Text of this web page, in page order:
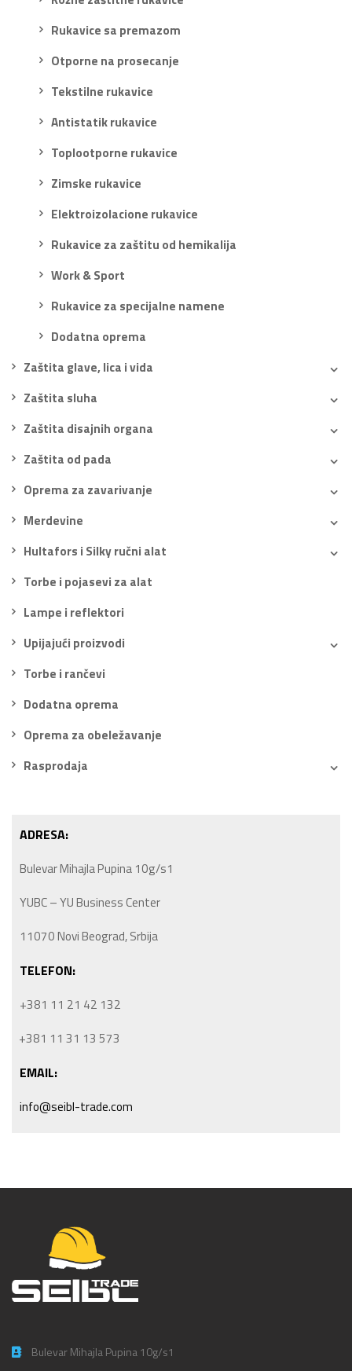
Rukavice sa premazom
Otporne na prosecanje
Tekstilne rukavice
Antistatik rukavice
Toplootporne rukavice
Zimske rukavice
Elektroizolacione rukavice
Rukavice za zaštitu od hemikalija
Work & Sport
Rukavice za specijalne namene
Dodatna oprema
Zaštita glave, lica i vida
Zaštita sluha
Zaštita disajnih organa
Zaštita od pada
Oprema za zavarivanje
Merdevine
Hultafors i Silky ručni alat
Torbe i pojasevi za alat
Lampe i reflektori
Upijajući proizvodi
Torbe i rančevi
Dodatna oprema
Oprema za obeležavanje
Rasprodaja
ADRESA:
Bulevar Mihajla Pupina 10g/s1
YUBC – YU Business Center
11070 Novi Beograd, Srbija
TELEFON:
+381 11 21 42 132
+381 11 31 13 573
EMAIL:
info@seibl-trade.com
Bulevar Mihajla Pupina 10g/s1